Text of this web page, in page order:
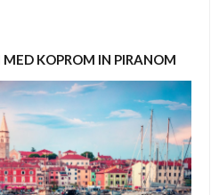
MED KOPROM IN PIRANOM